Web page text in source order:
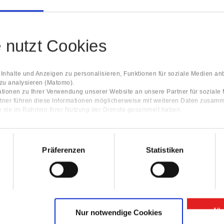
nutzt Cookies
und Anzeigen zu personalisieren, Funktionen für soziale Medien
analysieren (Matomo).
zu Ihrer Verwendung unserer Website an unsere Partner für soziale
führen diese Informationen möglicherweise mit weiteren Daten
sie im Rahmen Ihrer Nutzung der Dienste gesammelt haben.
Präferenzen Statistiken
Nur notwendige Cookies